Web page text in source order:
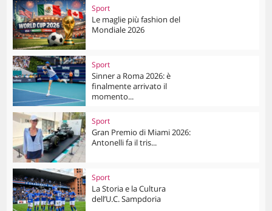
Sport
Le maglie più fashion del
Mondiale 2026
Sport
Sinner a Roma 2026: è
finalmente arrivato il
momento...
Sport
Gran Premio di Miami 2026:
Antonelli fa il tris...
Sport
La Storia e la Cultura
dell’U.C. Sampdoria